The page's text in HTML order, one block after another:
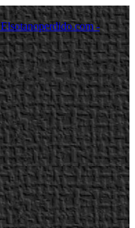
Elsotanoperdido.com -